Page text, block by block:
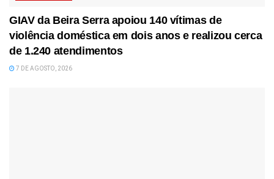
GIAV da Beira Serra apoiou 140 vítimas de
violência doméstica em dois anos e realizou cerca
de 1.240 atendimentos
7 DE AGOSTO, 2026